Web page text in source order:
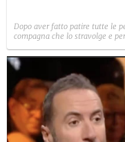
Dopo aver fatto patire tutte le
compagna che lo stravolge e